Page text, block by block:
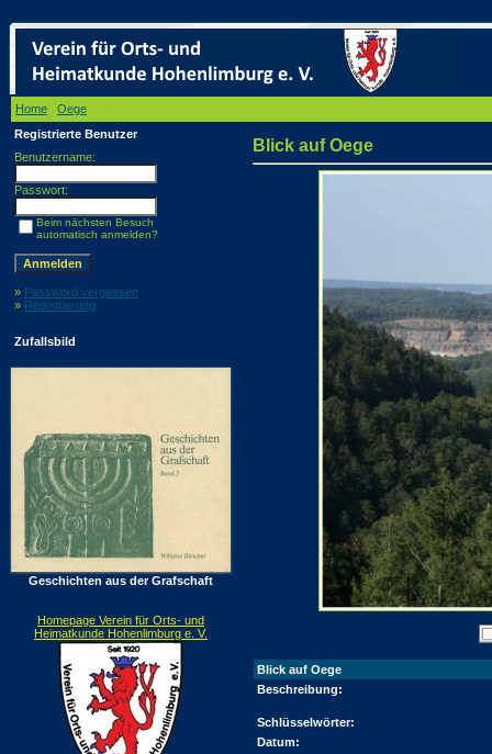
Home Oege
Registrierte Benutzer
Benutzername:
Passwort:
Beim nächsten Besuch
automatisch anmelden?
» Password vergessen
» Registrierung
Zufallsbild
Geschichten aus der Grafschaft
Homepage Verein für Orts- und
Heimatkunde Hohenlimburg e. V.
Blick auf Oege
Blick auf Oege
Beschreibung:
Schlüsselwörter:
Datum: